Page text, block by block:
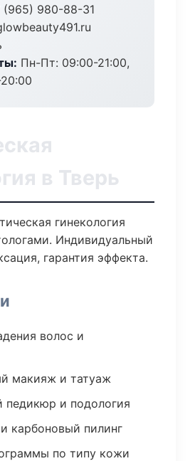
(965) 980-88-31
Пн-Пт: 09:00-21:00,
в Тверь
гинекология
Индивидуальный
гарантия эффекта.
волос и
макияж и татуаж
педикюр и подология
карбоновый пилинг
по типу кожи